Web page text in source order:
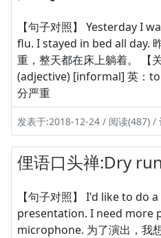
【句子对照】 Yesterday I
flu. I stayed in bed all day.
重，整天都在床上躺着。 【
(adjective) [informal] 英：
分严重
发表于:2018-12-24 / 阅读(487) /
俚语口头禅:Dry
【句子对照】 I'd like to do
presentation. I need more
microphone. 为了演出，我